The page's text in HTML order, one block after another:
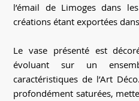
l’émail de Limoges dans
créations étant exportées
Le vase présenté est
évoluant sur un
caractéristiques de l’Art
profondément saturées,